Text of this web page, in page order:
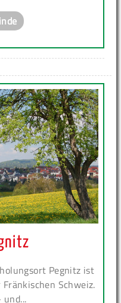
Pegnitz ist
Schweiz.